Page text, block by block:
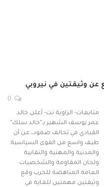
وثيقتين في نيروبي
متابعات- الزاوية نت- أعلن خالد
عمر يوسف الشهير بـ"خالد سلك"
القيادي في تحالف صمود، عن أن
طيف واسع من القوى السياسية
والمدنية والمهنية والنقابية
ولجان المقاومة والشخصيات
العامة المناهضة للحرب وقع
وثيقتين مهمتين للغاية في